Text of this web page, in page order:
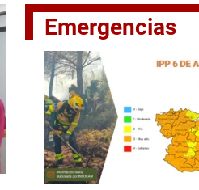
El jefe del Ejecutivo
Emergencias